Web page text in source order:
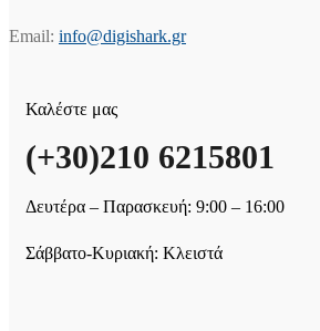
Email: info@digishark.gr
Καλέστε μας
(+30)210 6215801
Δευτέρα – Παρασκευή: 9:00 – 16:00
Σάββατο-Κυριακή: Κλειστά